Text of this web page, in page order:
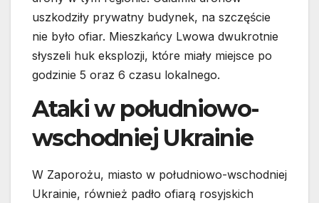
uszkodziły prywatny budynek, na szczęście
nie było ofiar. Mieszkańcy Lwowa dwukrotnie
słyszeli huk eksplozji, które miały miejsce po
godzinie 5 oraz 6 czasu lokalnego.
Ataki w południowo-
wschodniej Ukrainie
W Zaporożu, miasto w południowo-wschodniej
Ukrainie, również padło ofiarą rosyjskich